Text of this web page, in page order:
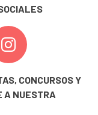
CONCURSOS Y
A NUESTRA